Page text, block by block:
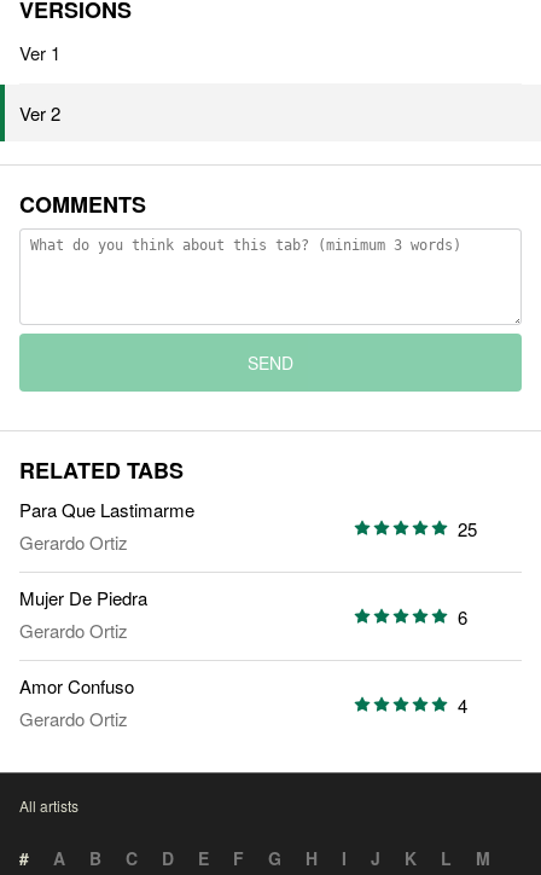
VERSIONS
Ver 1
Ver 2
COMMENTS
SEND
RELATED TABS
Para Que Lastimarme
Gerardo Ortiz
25
Mujer De Piedra
Gerardo Ortiz
6
Amor Confuso
Gerardo Ortiz
4
All artists
# A B C D E F G H I J K L
M